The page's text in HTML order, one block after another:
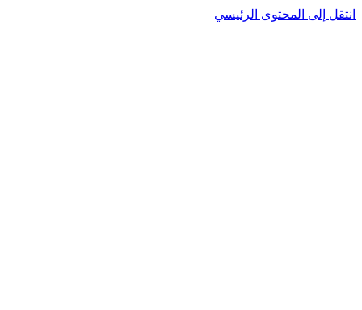
انتقل إلى المحتوى الرئيسي